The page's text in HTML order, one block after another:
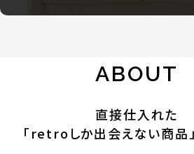
ABOUT
直接仕入れた
「retroしか出会えない商品